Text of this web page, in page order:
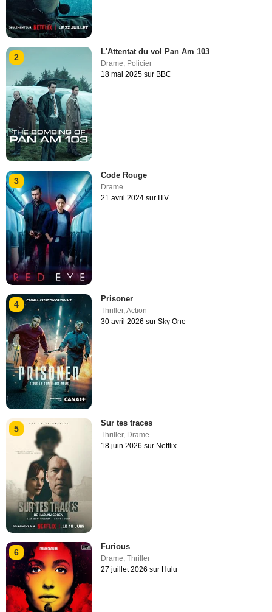
2
L'Attentat du vol Pan Am 103
Drame Policier
18 mai 2025 sur BBC
3
Code Rouge
Drame
21 avril 2024 sur ITV
4
Prisoner
Thriller,Action
30 avril 2026 sur Sky One
5
Sur tes traces
Thriller, Drame
18 juin 2026 sur Netflix
6
Furious
Drame,Thriller
27 juillet 2026 sur Hulu